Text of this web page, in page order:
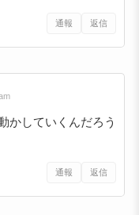
通報 返信
かしていくんだろう
通報 返信